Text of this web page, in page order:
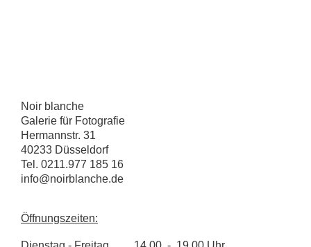
Noir blanche
Galerie für Fotografie
Hermannstr. 31
40233 Düsseldorf
Tel. 0211.977 185 16
info@noirblanche.de
Öffnungszeiten: